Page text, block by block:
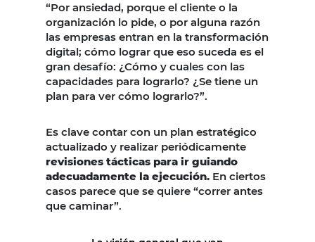
“Por ansiedad, porque el cliente o la
organización lo pide, o por alguna razón
las empresas entran en la transformación
digital; cómo lograr que eso suceda es el
gran desafío: ¿Cómo y cuales con las
capacidades para lograrlo? ¿Se tiene un
plan para ver cómo lograrlo?”.
Es clave contar con un plan estratégico
actualizado y realizar periódicamente
revisiones tácticas para ir guiando
adecuadamente la ejecución. En ciertos
casos parece que se quiere “correr antes
que caminar”.